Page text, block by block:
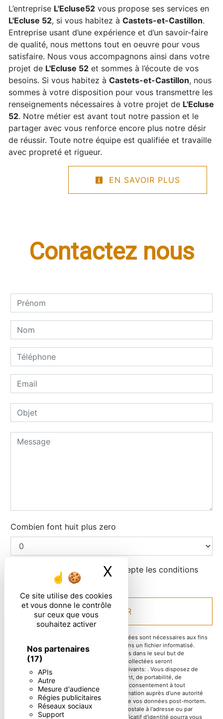
Ce site utilise des cookies
et vous donne le contrôle
sur ceux que vous
souhaitez activer
Nos partenaires
(17)
APIs
Autre
Mesure d'audience
Régies publicitaires
Réseaux sociaux
Support
X Masquer le
L’entreprise L'Ecluse52 vous propose ses services en
L'Ecluse 52, si vous habitez à Castets-et-Castillon.
Entreprise usant d’une expérience et d’un savoir-faire
de qualité, nous mettons tout en oeuvre pour vous
satisfaire. Nous vous accompagnons ainsi dans votre
projet de L'Ecluse 52 et sommes à l’écoute de vos
besoins. Si vous habitez à Castets-et-Castillon, nous
sommes à votre disposition pour vous transmettre les
renseignements nécessaires à votre projet de L'Ecluse
52. Notre métier est avant tout notre passion et le
partager avec vous renforce encore plus notre désir
de réussir. Toute notre équipe est qualifiée et travaille
avec propreté et rigueur.
EN SAVOIR PLUS
Contactez nous
Combien font huit plus zero
En cochant cette case, j'accepte les conditions
particulières ci-dessous **
ENVOYER
** Les données personnelles communiquées sont nécessaires aux fins
de vous contacter et sont enregistrées dans un fichier informatisé.
Elles sont destinées à et ses sous-traitants dans le seul but de
répondre à votre message. Les données collectées seront
communiquées aux seuls destinataires suivants: . Vous disposez de
droits d’accès, de rectification, d’effacement, de portabilité, de
limitation, d’opposition, de retrait de votre consentement à tout
moment et du droit d’introduire une réclamation auprès d’une autorité
de contrôle, ainsi que d’organiser le sort de vos données post-mortem.
Vous pouvez exercer ces droits par voie postale à l'adresse ou par
courrier électronique à l'adresse . Un justificatif d'identité pourra vous